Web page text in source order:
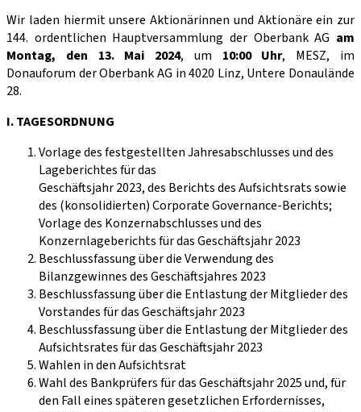
Wir laden hiermit unsere Aktionärinnen und Aktionäre ein zur
144. ordentlichen Hauptversammlung der Oberbank AG am
Montag, den 13. Mai 2024, um 10:00 Uhr, MESZ, im
Donauforum der Oberbank AG in 4020 Linz, Untere Donaulände
28.
I. TAGESORDNUNG
Vorlage des festgestellten Jahresabschlusses und des
Lageberichtes für das
Geschäftsjahr 2023, des Berichts des Aufsichtsrats sowie
des (konsolidierten) Corporate Governance-Berichts;
Vorlage des Konzernabschlusses und des
Konzernlageberichts für das Geschäftsjahr 2023
Beschlussfassung über die Verwendung des
Bilanzgewinnes des Geschäftsjahres 2023
Beschlussfassung über die Entlastung der Mitglieder des
Vorstandes für das Geschäftsjahr 2023
Beschlussfassung über die Entlastung der Mitglieder des
Aufsichtsrates für das Geschäftsjahr 2023
Wahlen in den Aufsichtsrat
Wahl des Bankprüfers für das Geschäftsjahr 2025 und, für
den Fall eines späteren gesetzlichen Erfordernisses,